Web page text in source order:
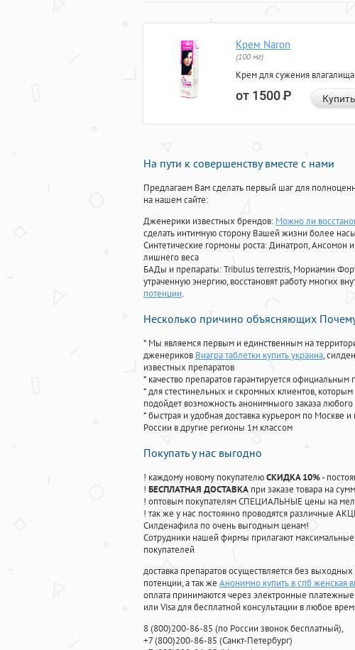
Крем Naron
(100 мг)
Крем для сужения влагалища
от 1500Р Купить
На пути к совершенству вместе с нами
Предлагаем Вам сделать первый шаг для
на нашем сайте:
Дженерики известных брендов: Можно ли
сделать интимную сторону Вашей жизни более
Синтетические гормоны роста: Динатроп, Ансомон
лишнего веса
БАДы и препараты:Tribulus terrestris, Мориамин
утраченную энергию, восстановят работу многих
потенции.
Несколько причино объясняющих
* Мы являемся первым и единственным на
дженериков Виагра таблетки купить украина,
известных препаратов
* качество препаратов гарантируется
* для стестинельных и скромных клиентов,
подойдет возможность анонимныого заказа
* быстрая и удобная доставка курьером по Москве
России в другие регионы 1м классом
Покупать у нас выгодно
! каждому новому покупателюСКИДКА 10%-
! БЕСПЛАТНАЯ ДОСТАВКА при заказе товара на
! оптовым покупателям СПЕЦИАЛЬНЫЕ цены на
! так же у нас постоянно проводятся различные
Силденафила по очень выгодным ценам!
Cотрудники нашей фирмы прилагают
покупателей
доставка препаратов осуществляется без
потенции, а так же Анонимно купить в спб женская
оплата принимаются через электронные
или Visa для бесплатной консультации в любое
8(800)200-86-85 (по России звонок бесплатный),
+7(800)200-86-85 (Санкт-Петербург)